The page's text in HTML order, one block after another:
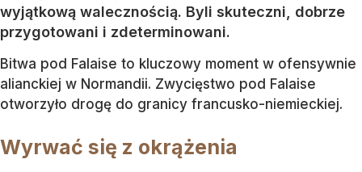
wyjątkową walecznością. Byli skuteczni, dobrze
przygotowani i zdeterminowani.
Bitwa pod Falaise to kluczowy moment w ofensywnie
alianckiej w Normandii. Zwycięstwo pod Falaise
otworzyło drogę do granicy francusko-niemieckiej.
Wyrwać się z okrążenia